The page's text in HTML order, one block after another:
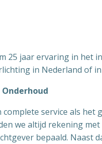
25 jaar ervaring in het
in Nederland of
service als
we altijd rekening
bepaald. Naast